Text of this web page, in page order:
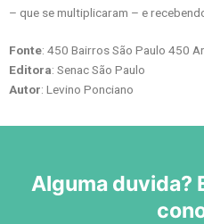
– que se multiplicaram – e
Fonte: 450 Bairros São Paulo 450
Editora: Senac São Paulo
Autor: Levino Ponciano
Alguma duvida?